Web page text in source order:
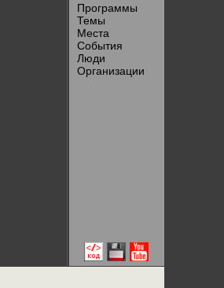
Программы
Темы
Места
События
Люди
Организации